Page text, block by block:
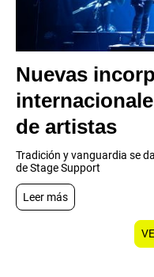
Nuevas
de artistas
Tradición y vanguardia se
de Stage Support
Leer más